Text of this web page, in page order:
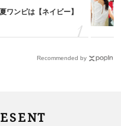
ワンピは【ネイビー】
Recommended by